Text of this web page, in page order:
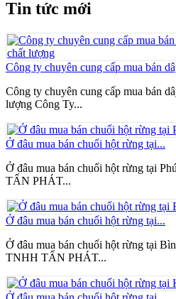
Tin tức mới
Công ty chuyên cung cấp mua bán
Công ty chuyên cung cấp mua bán
lượng Công Ty...
Ở đâu mua bán chuối hột rừng tại...
Ở đâu mua bán chuối hột rừng tại
TẤN PHÁT...
Ở đâu mua bán chuối hột rừng tại...
Ở đâu mua bán chuối hột rừng tại
TNHH TẤN PHÁT...